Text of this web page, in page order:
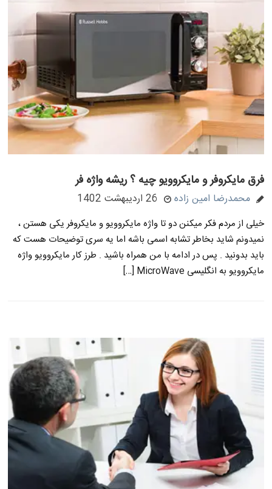
فرق مایکروفر و مایکروویو چیه ؟ ریشه واژه فر
محمدرضا امین زاده 26 اردیبهشت 1402
خیلی از مردم فکر میکنن دو تا واژه مایکروویو و مایکروفر یکی هستن ،
نمیدونم شاید بخاطر تشابه اسمی باشه اما یه سری توضیحات هست که
باید بدونید . پس در ادامه با من همراه باشید . طرز کار مایکروویو واژه
مایکروویو به انگلیسی MicroWave […]